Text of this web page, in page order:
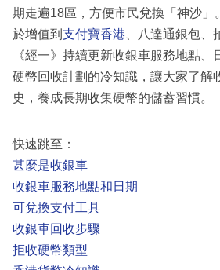
期走遍18區，方便市民兌換「神沙」
於增值到 支付寶香港 、八達通銀包、
《經一》持續更新收銀車服務地點
硬幣回收計劃的冷知識，讓大家了解
史，養成長期收集硬幣的儲蓄習慣。
快速跳至：
甚麼是收銀車
收銀車服務地點和日期
可兌換支付工具
收銀車回收步驟
拒收硬幣類型